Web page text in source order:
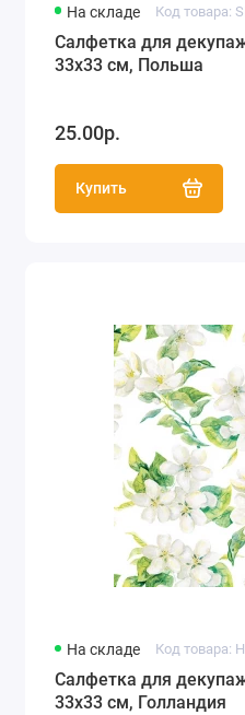
На складе Код товара:
Салфетка для
33х33 см, Польша
25.00р.
Купить
На складе Код товара:
Салфетка для
33х33 см, Голландия